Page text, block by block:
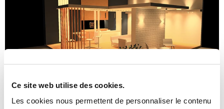
Ce site web utilise des cookies.
Les cookies nous permettent de personnaliser le contenu